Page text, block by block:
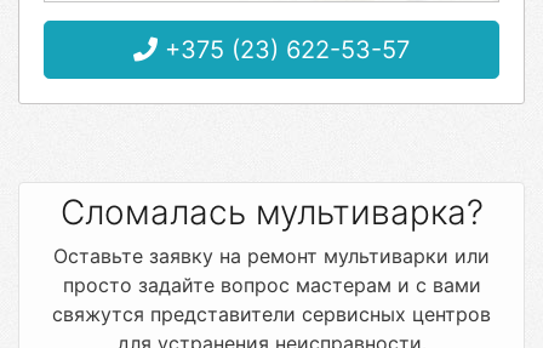
+375 (23) 622-53-57
Сломалась мультиварка?
Оставьте заявку на ремонт мультиварки или
просто задайте вопрос мастерам и с вами
свяжутся представители сервисных центров
для устранения неисправности.